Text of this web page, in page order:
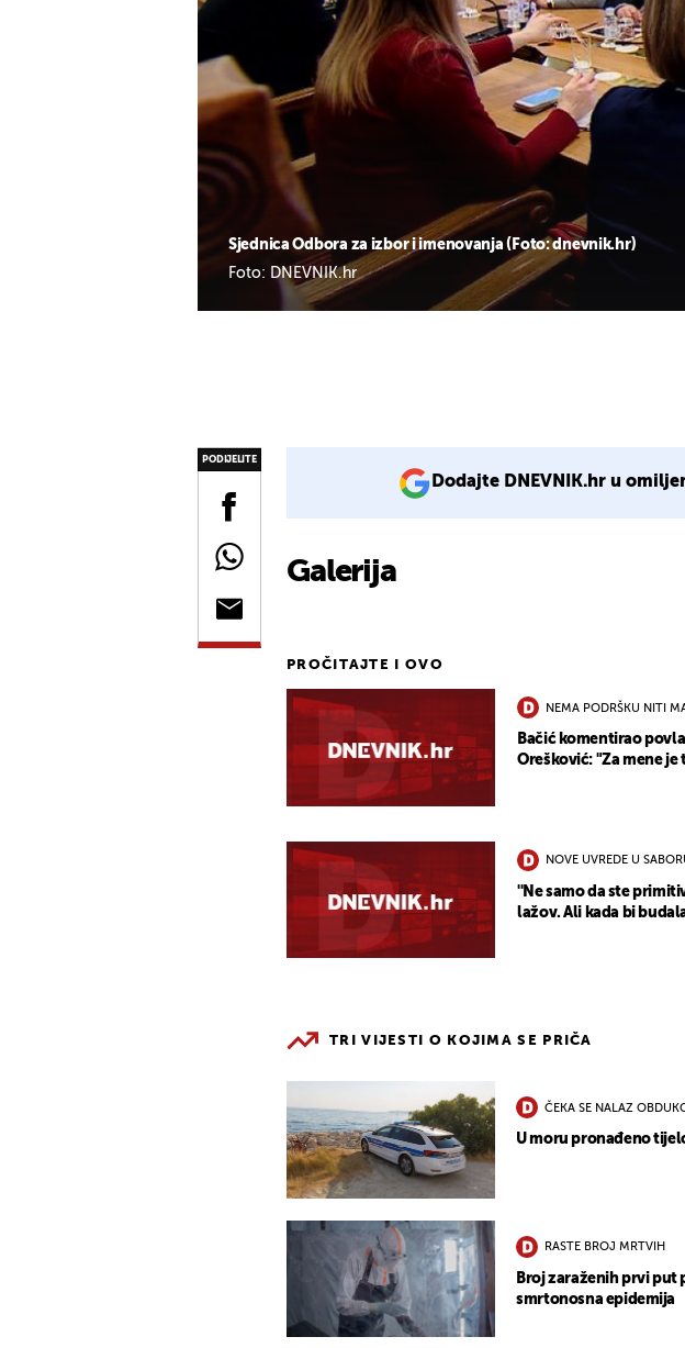
Sjednica Odbora za izbor i imenovanja (Foto: dnevnik.hr)
Foto: DNEVNIK.hr
PODIJELITE
Dodajte DNEVNIK.hr u
Galerija
PROČITAJTE I OVO
NEMA PODRŠKU NITI
Bačić komentirao
Orešković: "Za mene
NOVE UVREDE U
''Ne samo da ste
lažov. Ali kada bi
TRI VIJESTI O KOJIMA SE PRIČA
ČEKA SE NALAZ
U moru pronađeno
RASTE BROJ MRTVIH
Broj zaraženih prvi put
smrtonosna epidemija